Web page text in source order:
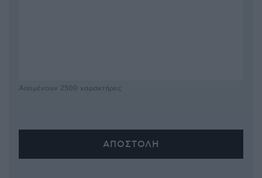
Απομένουν 2500 χαρακτήρες